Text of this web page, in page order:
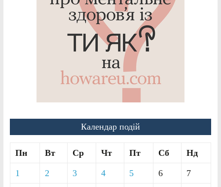
Календар подій
Пн Вт Ср Чт Пт Сб Нд
1 2 3 4 5 6 7